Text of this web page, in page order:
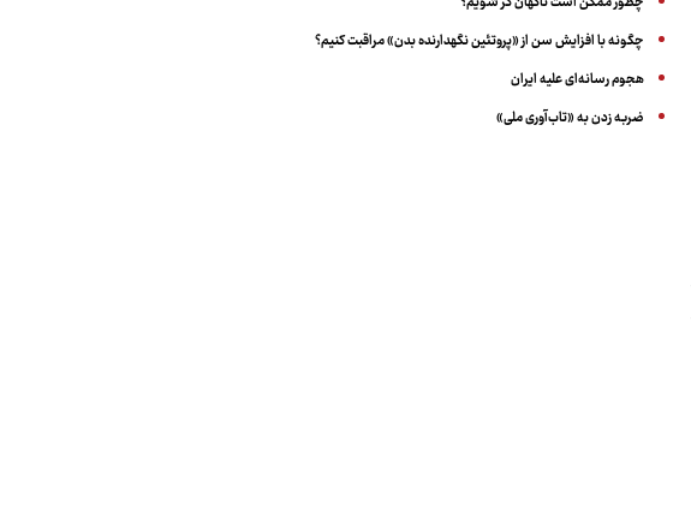
چگونه با افزایش سن از «پروتئین نگهدارنده بدن» مراقبت کنیم؟
هجوم رسانه‌ای علیه ایران
ضربه زدن به «تاب‌آوری ملی»